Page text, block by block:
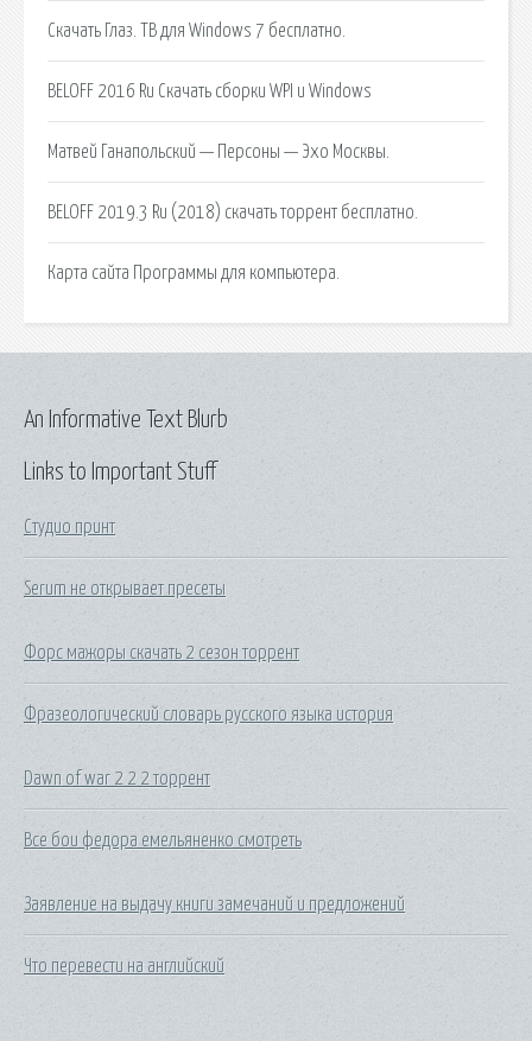
Скачать Глаз. ТВ для Windows 7 бесплатно.
BELOFF 2016 Ru Скачать сборки WPI и Windows
Матвей Ганапольский — Персоны — Эхо Москвы.
BELOFF 2019.3 Ru (2018) скачать торрент бесплатно.
Карта сайта Программы для компьютера.
Links to Important Stuff
Студио принт
Serum не открывает пресеты
Форс мажоры скачать 2 сезон торрент
Фразеологический словарь русского языка история
Dawn of war 2 2 2 торрент
Все бои федора емельяненко смотреть
Заявление на выдачу книги замечаний и предложений
Что перевести на английский
An Informative Text Blurb